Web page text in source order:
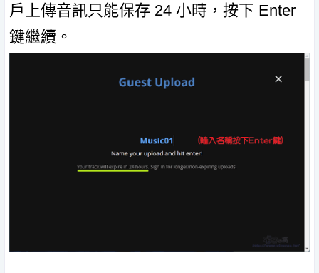
戶上傳音訊只能保存 24 小時，按下 Enter
鍵繼續。